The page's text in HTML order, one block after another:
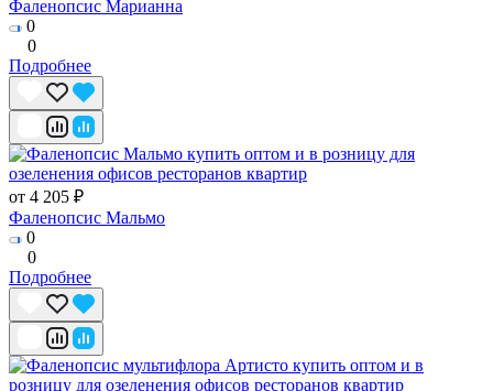
Фаленопсис Марианна
0
0
Подробнее
от 4 205 ₽
Фаленопсис Мальмо
0
0
Подробнее